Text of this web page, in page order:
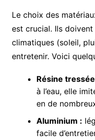
Le choix des
est crucial. Ils
climatiques (soleil,
entretenir. Voici
Résine
à l’eau, elle
en de
Aluminium :
facile